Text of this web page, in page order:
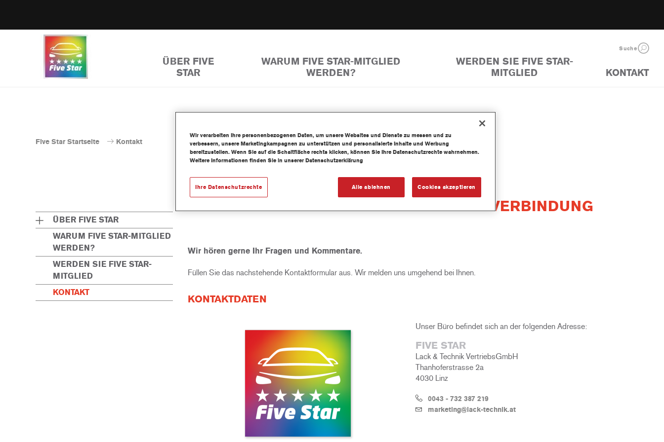
Suche
ÜBER FIVE
STAR
WARUM FIVE STAR-MITGLIED
WERDEN?
WERDEN SIE FIVE STAR-
MITGLIED
KONTAKT
Five Star Startseite Kontakt
ÜBER FIVE STAR
WARUM FIVE STAR-MITGLIED
WERDEN?
WERDEN SIE FIVE STAR-
MITGLIED
KONTAKT
SETZEN SIE SICH MIT FIVE STAR IN VERBINDUNG
Wir hören gerne Ihr Fragen und Kommentare.
Füllen Sie das nachstehende Kontaktformular aus. Wir melden uns umgehend bei Ihnen.
KONTAKTDATEN
Unser Büro befindet sich an der folgenden Adresse:
FIVE STAR
Lack & Technik VertriebsGmbH
Thanhoferstrasse 2a
4030 Linz
0043 - 732 387 219
marketing@lack-technik.at
Wir verarbeiten Ihre personenbezogenen Daten, um unsere Websites und Dienste zu messen und zu
verbessern, unsere Marketingkampagnen zu unterstützen und personalisierte Inhalte und Werbung
bereitzustellen. Wenn Sie auf die Schaltfläche rechts klicken, können Sie Ihre Datenschutzrechte wahrnehmen.
Weitere Informationen finden Sie in unserer Datenschutzerklärung
Alle ablehnen Cookies akzeptieren
Ihre Datenschutzrechte